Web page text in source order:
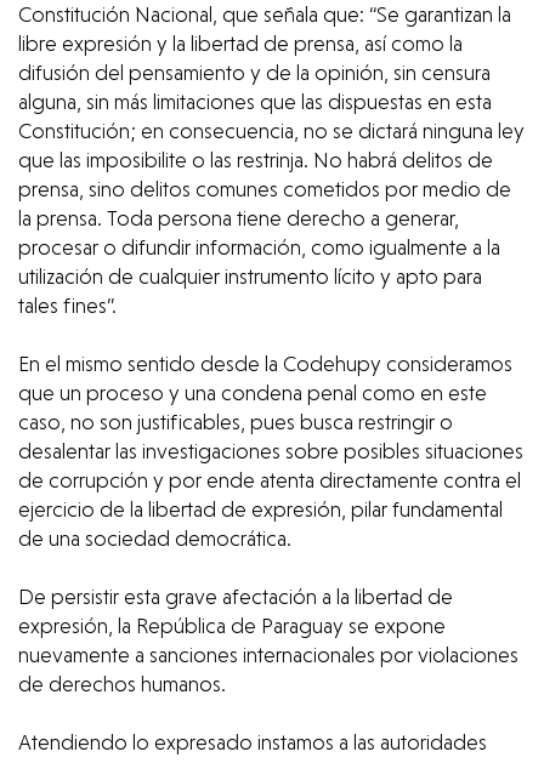
Constitución Nacional, que señala que: “Se garantizan la
libre expresión y la libertad de prensa, así como la
difusión del pensamiento y de la opinión, sin censura
alguna, sin más limitaciones que las dispuestas en esta
Constitución; en consecuencia, no se dictará ninguna ley
que las imposibilite o las restrinja. No habrá delitos de
prensa, sino delitos comunes cometidos por medio de
la prensa. Toda persona tiene derecho a generar,
procesar o difundir información, como igualmente a la
utilización de cualquier instrumento lícito y apto para
tales fines”.
En el mismo sentido desde la Codehupy consideramos
que un proceso y una condena penal como en este
caso, no son justificables, pues busca restringir o
desalentar las investigaciones sobre posibles situaciones
de corrupción y por ende atenta directamente contra el
ejercicio de la libertad de expresión, pilar fundamental
de una sociedad democrática.
De persistir esta grave afectación a la libertad de
expresión, la República de Paraguay se expone
nuevamente a sanciones internacionales por violaciones
de derechos humanos.
Atendiendo lo expresado instamos a las autoridades